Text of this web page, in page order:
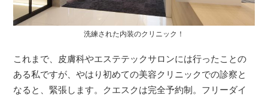
洗練された内装のクリニック！
これまで、皮膚科やエステテックサロンには行ったことの
ある私ですが、やはり初めての美容クリニックでの診察と
なると、緊張します。クエスクは完全予約制。フリーダイ